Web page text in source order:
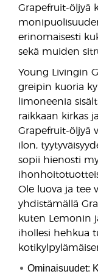
Grapefruit-öljyä
erinomaisesti
sekä muiden
Young Livingin
greipin kuoria
limoneenia
raikkaan kirkas
Grapefruit-öljyä
ilon,
sopii hienosti
Ole luova ja tee
yhdistämällä
kuten Lemonin
ihollesi hehkua
Ominaisuudet: